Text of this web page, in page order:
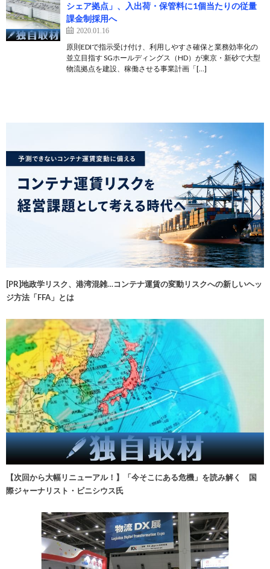
シェア拠点」、入出荷・保管料に1個当たりの従量
課金制採用へ
2020.01.16
原則EDIで指示受け付け、利用しやすさ確保と業務効率化の
並立目指す SGホールディングス（HD）が東京・新砂で大型
物流拠点を建設、稼働させる事業計画「[…]
[PR]地政学リスク、港湾混雑…コンテナ運賃の変動リスクへの新しいヘッ
ジ方法「FFA」とは
【次回から大幅リニューアル！】「今そこにある危機」を読み解く 国
際ジャーナリスト・ビニシウス氏